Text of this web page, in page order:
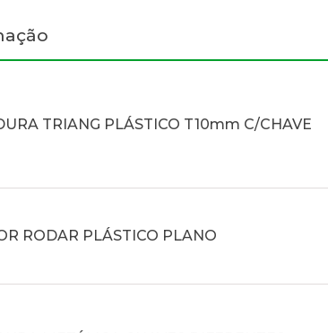
TRIANG PLÁSTICO T10mm C/CHAVE
RODAR PLÁSTICO PLANO